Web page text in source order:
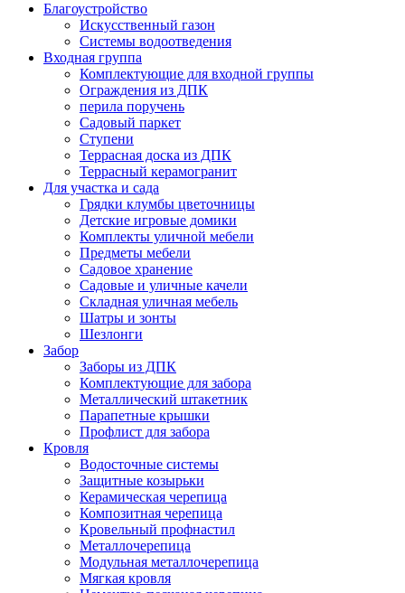
Благоустройство
Искусственный газон
Системы водоотведения
Входная группа
Комплектующие для входной группы
Ограждения из ДПК
перила поручень
Садовый паркет
Ступени
Террасная доска из ДПК
Террасный керамогранит
Для участка и сада
Грядки клумбы цветочницы
Детские игровые домики
Комплекты уличной мебели
Предметы мебели
Садовое хранение
Садовые и уличные качели
Складная уличная мебель
Шатры и зонты
Шезлонги
Забор
Заборы из ДПК
Комплектующие для забора
Металлический штакетник
Парапетные крышки
Профлист для забора
Кровля
Водосточные системы
Защитные козырьки
Керамическая черепица
Композитная черепица
Кровельный профнастил
Металлочерепица
Модульная металлочерепица
Мягкая кровля